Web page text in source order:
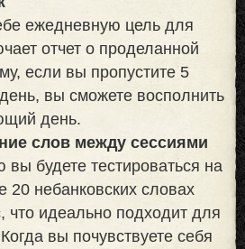
ежедневную цель для
отчет о проделанной
если вы пропустите 5
вы сможете восполнить
день.
слов между сессиями
будете тестироваться на
20 небанковских словах
что идеально подходит для
вы почувствуете себя